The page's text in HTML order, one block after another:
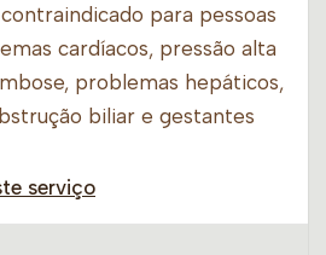
para pessoas
cardíacos, pressão alta
problemas hepáticos,
biliar e gestantes
serviço